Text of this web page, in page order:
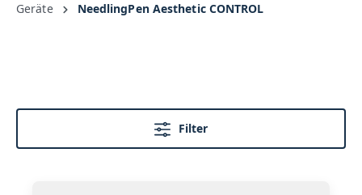
Geräte NeedlingPen Aesthetic CONTROL
Filter